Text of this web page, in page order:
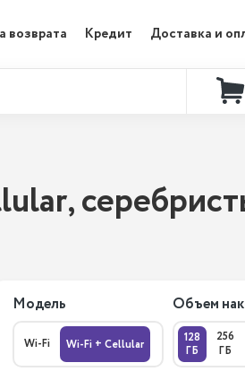
возврата Кредит Доставка и
Модель
Wi-Fi Wi-Fi + Cellular
Объем
128
ГБ
256
ГБ